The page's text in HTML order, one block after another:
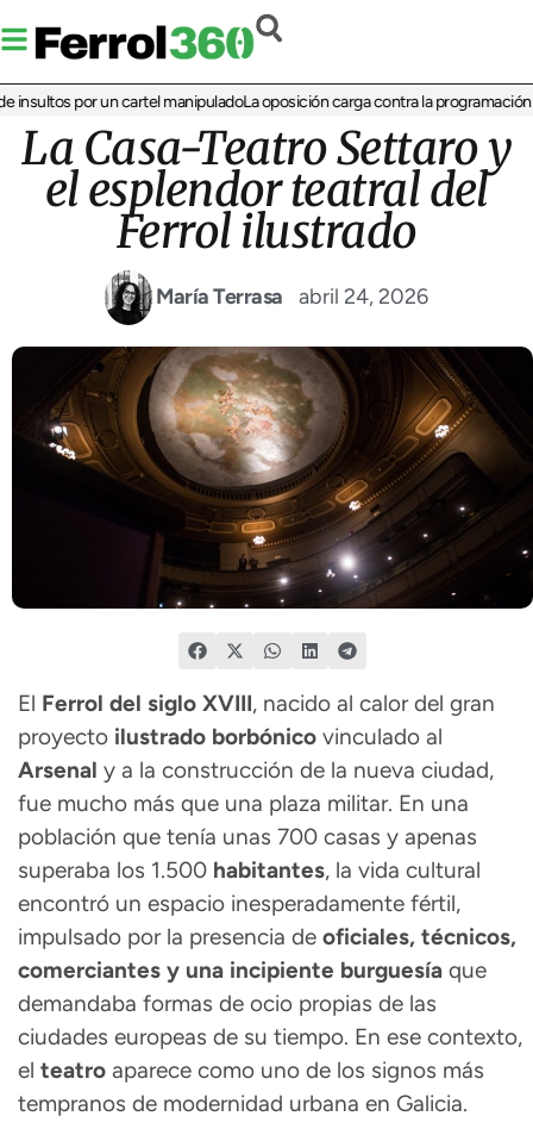
por un cartel manipuladoLa oposición carga contra la programación
La Casa-Teatro Settaro y
el esplendor teatral del
Ferrol ilustrado
María Terrasa abril 24, 2026
El Ferrol del siglo XVIII, nacido al calor del gran
proyecto ilustrado borbónico vinculado al
Arsenal y a la construcción de la nueva ciudad,
fue mucho más que una plaza militar. En una
población que tenía unas 700 casas y apenas
superaba los 1.500 habitantes, la vida cultural
encontró un espacio inesperadamente fértil,
impulsado por la presencia de oficiales, técnicos,
comerciantes y una incipiente burguesía que
demandaba formas de ocio propias de las
ciudades europeas de su tiempo. En ese contexto,
el teatro aparece como uno de los signos más
tempranos de modernidad urbana en Galicia.